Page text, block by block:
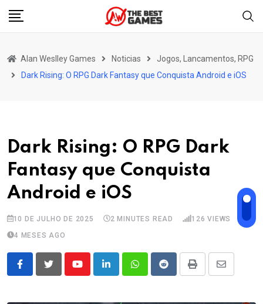
Skip
Alan Weslley Games Noticias
Jogos, Lancamentos, RPG
Dark Rising: O RPG Dark Fantasy que Conquista Android e iOS
Dark Rising: O RPG Dark
Fantasy que Conquista
Android e iOS
10 DE JULHO DE 2025 2 MINUTES READ 126 VIEWS
4 MESES AGO
YoutubeLinkedInWhatsappRedditPrint
Share